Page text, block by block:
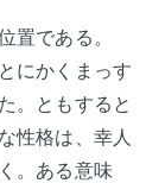
置である。
にかくまっす
。ともすると
性格は、幸人
。ある意味